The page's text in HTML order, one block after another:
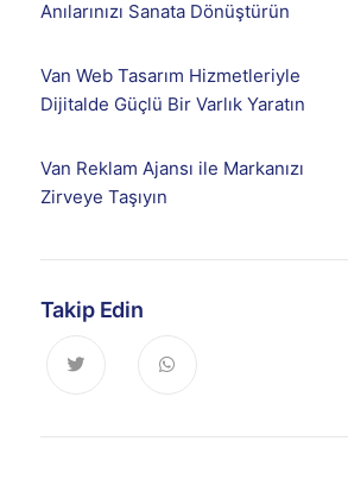
Anılarınızı Sanata Dönüştürün
Van Web Tasarım Hizmetleriyle
Dijitalde Güçlü Bir Varlık Yaratın
Van Reklam Ajansı ile Markanızı
Zirveye Taşıyın
Takip Edin